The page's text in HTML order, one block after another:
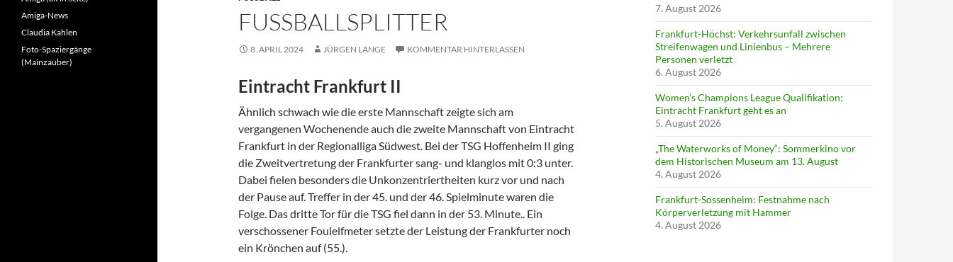
FUSSBALLSPLITTER
8. APRIL 2024 JÜRGEN LANGE KOMMENTAR HINTERLASSEN
Eintracht Frankfurt II
Ähnlich schwach wie die erste Mannschaft zeigte sich am
vergangenen Wochenende auch die zweite Mannschaft von Eintracht
Frankfurt in der Regionalliga Südwest. Bei der TSG Hoffenheim II ging
die Zweitvertretung der Frankfurter sang- und klanglos mit 0:3 unter.
Dabei fielen besonders die Unkonzentriertheiten kurz vor und nach
der Pause auf. Treffer in der 45. und der 46. Spielminute waren die
Folge. Das dritte Tor für die TSG fiel dann in der 53. Minute.. Ein
verschossener Foulelfmeter setzte der Leistung der Frankfurter noch
ein Krönchen auf (55.).
7. August 2026
Frankfurt-Höchst: Verkehrsunfall zwischen
Streifenwagen und Linienbus – Mehrere
Personen verletzt
6. August 2026
Women’s Champions League Qualifikation:
Eintracht Frankfurt geht es an
5. August 2026
„The Waterworks of Money“: Sommerkino vor
dem Historischen Museum am 13. August
4. August 2026
Frankfurt-Sossenheim: Festnahme nach
Körperverletzung mit Hammer
4. August 2026
Amiga-News
Claudia Kahlen
Foto-Spaziergänge
(Mainzauber)